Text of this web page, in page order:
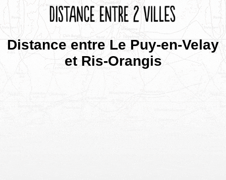
Distance entre Le Puy-en-Velay
et Ris-Orangis